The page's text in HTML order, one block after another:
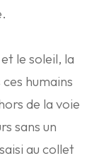
le soleil, la
humains
de la voie
sans un
au collet